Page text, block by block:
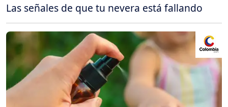
Las señales de que tu nevera está fallando